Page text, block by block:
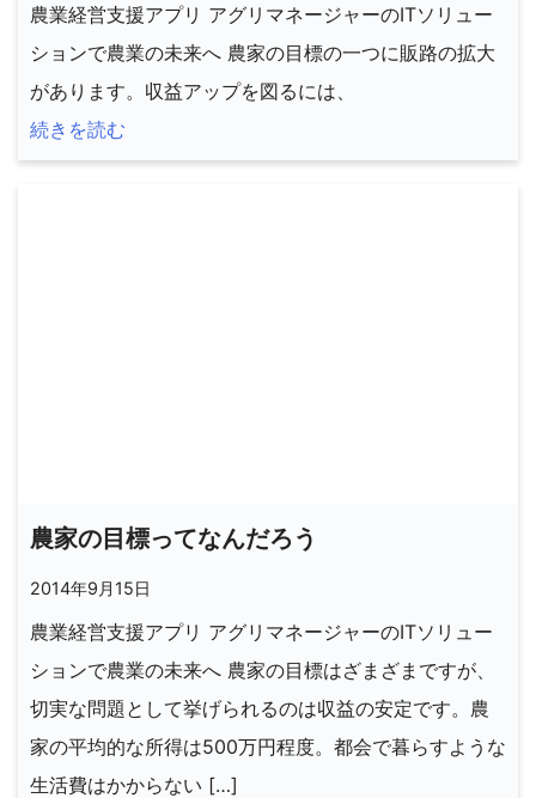
農業経営支援アプリ アグリマネージャーのITソリュー
ションで農業の未来へ 農家の目標の一つに販路の拡大
があります。収益アップを図るには、
続きを読む
農家の目標ってなんだろう
2014年9月15日
農業経営支援アプリ アグリマネージャーのITソリュー
ションで農業の未来へ 農家の目標はざまざまですが、
切実な問題として挙げられるのは収益の安定です。農
家の平均的な所得は500万円程度。都会で暮らすような
生活費はかからない […]